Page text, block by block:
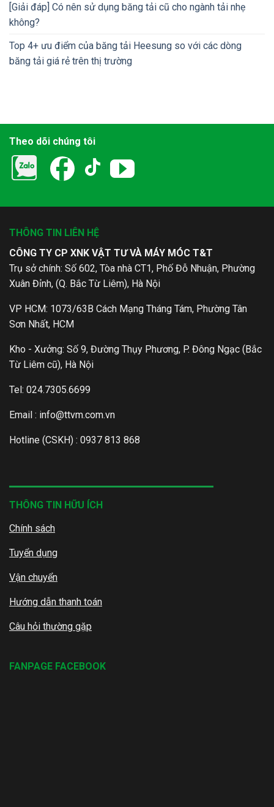
[Giải đáp] Có nên sử dụng băng tải cũ cho ngành tải nhẹ
không?
Top 4+ ưu điểm của băng tải Heesung so với các dòng
băng tải giá rẻ trên thị trường
Theo dõi chúng tôi
THÔNG TIN HỮU ÍCH
Chính sách
Tuyển dụng
Vận chuyển
Hướng dẫn thanh toán
Câu hỏi thường gặp
THÔNG TIN LIÊN HỆ
CÔNG TY CP XNK VẬT TƯ VÀ MÁY MÓC T&T
Trụ sở chính: Số 602, Tòa nhà CT1, Phố Đỗ Nhuận, Phường
Xuân Đỉnh, (Q. Bắc Từ Liêm), Hà Nội
VP HCM: 1073/63B Cách Mạng Tháng Tám, Phường Tân
Sơn Nhất, HCM
Kho - Xưởng: Số 9, Đường Thụy Phương, P. Đông Ngạc (Bắc
Từ Liêm cũ), Hà Nội
Tel: 024.7305.6699
Email : info@ttvm.com.vn
Hotline (CSKH) : 0937 813 868
FANPAGE FACEBOOK